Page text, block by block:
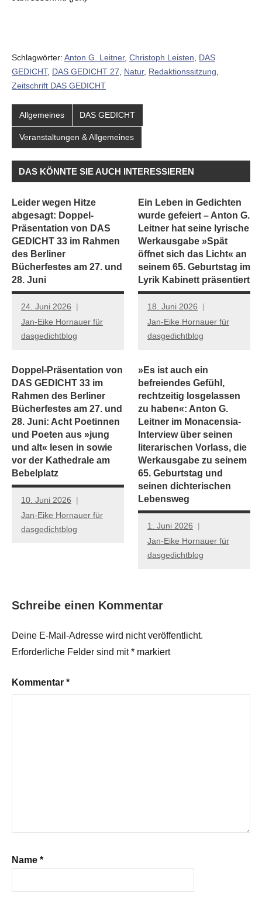
Schlagwörter: Anton G. Leitner, Christoph Leisten
DAS
GEDICHT, DAS GEDICHT 27 Natur, Redaktionssitzung
Zeitschrift DAS GEDICHT
Allgemeines DAS GEDICHT
Veranstaltungen & Allgemeines
DAS KÖNNTE SIE AUCH INTERESSIEREN
Leider wegen Hitze
abgesagt: Doppel-
Präsentation von DAS
GEDICHT 33 im Rahmen
des Berliner
Bücherfestes am 27. und
28. Juni
24. Juni 2026
Jan-Eike Hornauer für
dasgedichtblog
Ein Leben in Gedichten
wurde gefeiert – Anton G.
Leitner hat seine lyrische
Werkausgabe »Spät
öffnet sich das Licht« an
seinem 65. Geburtstag im
Lyrik Kabinett präsentiert
18. Juni 2026
Jan-Eike Hornauer für
dasgedichtblog
Doppel-Präsentation von
DAS GEDICHT 33 im
Rahmen des Berliner
Bücherfestes am 27. und
28. Juni: Acht Poetinnen
und Poeten aus »jung
und alt« lesen in sowie
vor der Kathedrale am
Bebelplatz
10. Juni 2026
Jan-Eike Hornauer für
dasgedichtblog
»Es ist auch ein
befreiendes Gefühl,
rechtzeitig losgelassen
zu haben«: Anton G.
Leitner im Monacensia-
Interview über seinen
literarischen Vorlass, die
Werkausgabe zu seinem
65. Geburtstag und
seinen dichterischen
Lebensweg
1. Juni 2026
Jan-Eike Hornauer für
dasgedichtblog
Schreibe einen Kommentar
Deine E-Mail-Adresse wird nicht veröffentlicht.
Erforderliche Felder sind mit* markiert
Kommentar *
Name *